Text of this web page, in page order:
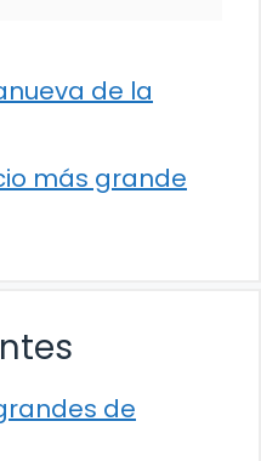
de la
más grande
de